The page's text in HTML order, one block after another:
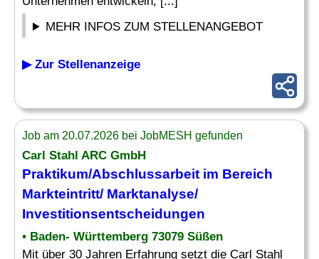
MEHR INFOS ZUM STELLENANGEBOT
▶ Zur Stellenanzeige
Job am 20.07.2026 bei JobMESH gefunden
Carl Stahl ARC GmbH
Praktikum/Abschlussarbeit im Bereich
Markteintritt/ Marktanalyse/
Investitionsentscheidungen
• Baden- Württemberg 73079 Süßen
Mit über 30 Jahren Erfahrung setzt die Carl Stahl